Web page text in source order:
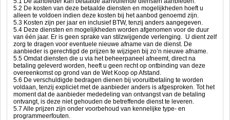
5.2 De kosten van deze betaalde diensten en mogelijkheden hoeft u
alleen te voldoen indien deze kosten bij het aanbod genoemd zijn.
5.3 Kosten zijn per jaar en inclusief BTW, tenzij anders aangegeven.
5.4 Deze diensten en mogelijkheden worden afgenomen voor de duur
van één jaar. Er is geen sprake van stilzwijgende verlenging. U dient zelf
zorg te dragen voor eventuele nieuwe afname van de dienst. De
aanbieder is gerechtigd de prijzen te wijzigen bij zo’n nieuwe afname.
5.5 Omdat diensten die u via het beheerpaneel afneemt, direct na
betaling geleverd worden, heeft u geen recht op ontbinding van deze
overeenkomst op grond van de Wet Koop op Afstand.
5.6 De verschuldigde bedragen dienen bij vooruitbetaling te worden
voldaan, tenzij expliciet met de aanbieder anders is afgesproken. Tot het
moment dat de aanbieder mededeling van ontvangst van de betaling
ontvangt, is deze niet gehouden de betreffende dienst te leveren.
5.7 Alle prijzen zijn onder voorbehoud van kennelijke type- en
programmeerfouten.